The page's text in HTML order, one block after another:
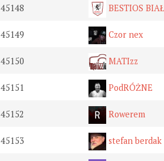
45148 BESTIOS
45149 Czor nex
45150 MATIzz
45151 PodRÓŻNE
45152 Rowerem
45153 stefan berdak